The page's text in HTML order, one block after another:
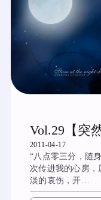
Vol.29【突
2011-04-17
“八点零三分，随
次传进我的心房
淡的哀伤，开…